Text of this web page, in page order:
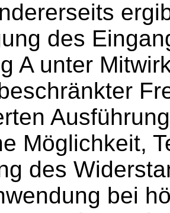
des
A unter
Möglichkeit,
des
bei